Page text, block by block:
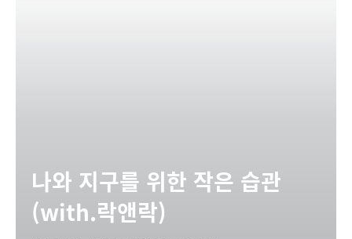
나와 지구를 위한 작은 습관
(with.락앤락)